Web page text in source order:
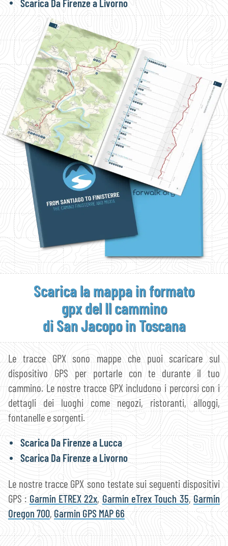
Scarica Da Firenze a Livorno
Scarica la mappa in formato
gpx del Il cammino
di San Jacopo in Toscana
Le tracce GPX sono mappe che puoi scaricare sul
dispositivo GPS per portarle con te durante il tuo
cammino. Le nostre tracce GPX includono i percorsi con i
dettagli dei luoghi come negozi, ristoranti, alloggi,
fontanelle e sorgenti.
Scarica Da Firenze a Lucca
Scarica Da Firenze a Livorno
Le nostre tracce GPX sono testate sui seguenti dispositivi
GPS : Garmin ETREX 22x, Garmin eTrex Touch 35, Garmin
Oregon 700,Garmin GPS MAP 66